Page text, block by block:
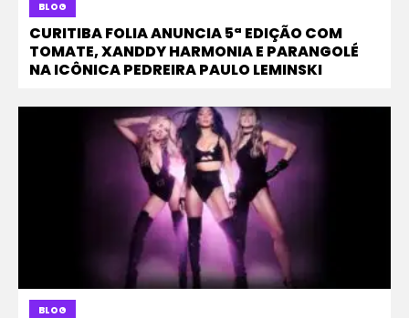
BLOG
CURITIBA FOLIA ANUNCIA 5ª EDIÇÃO COM
TOMATE, XANDDY HARMONIA E PARANGOLÉ
NA ICÔNICA PEDREIRA PAULO LEMINSKI
BLOG